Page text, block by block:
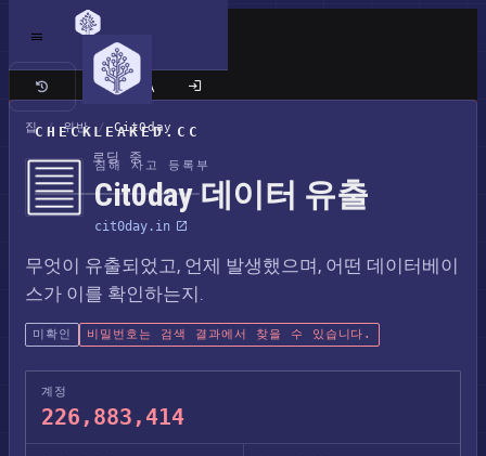
CHECKLEAKED.CC
로딩 중
클래식 사이트
집 / 위반 / Cit0day
침해 사고 등록부
Cit0day 데이터 유출
cit0day.in
무엇이 유출되었고, 언제 발생했으며, 어떤 데이터베이
스가 이를 확인하는지.
미확인 비밀번호는 검색 결과에서 찾을 수 있습니다.
계정
226,883,414